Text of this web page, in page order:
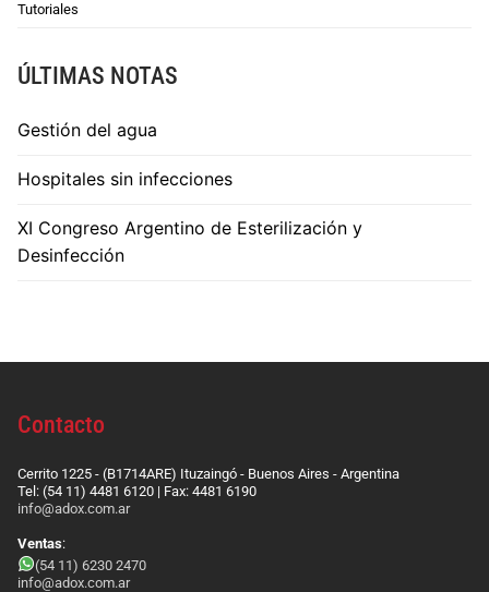
Tutoriales
ÚLTIMAS NOTAS
Gestión del agua
Hospitales sin infecciones
XI Congreso Argentino de Esterilización y
Desinfección
Contacto
Cerrito 1225 - (B1714ARE) Ituzaingó - Buenos Aires - Argentina
Tel: (54 11) 4481 6120 | Fax: 4481 6190
info@adox.com.ar
Ventas:
(54 11) 6230 2470
info@adox.com.ar